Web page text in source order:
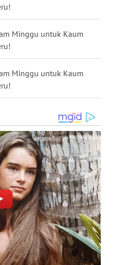
Minggu untuk Kaum
Minggu untuk Kaum